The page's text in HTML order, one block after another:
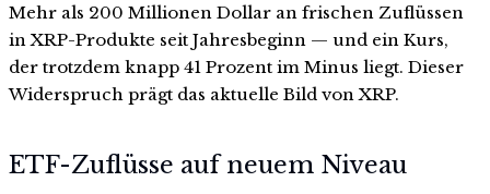
Mehr als 200 Millionen Dollar an frischen Zuflüssen
in XRP-Produkte seit Jahresbeginn — und ein Kurs,
der trotzdem knapp 41 Prozent im Minus liegt. Dieser
Widerspruch prägt das aktuelle Bild von XRP.
ETF-Zuflüsse auf neuem Niveau